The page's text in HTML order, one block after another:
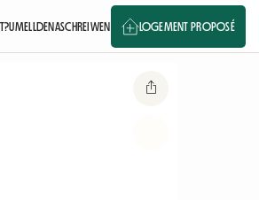
UMELLDENASCHREIWEN LOGEMENT PROPOSÉ